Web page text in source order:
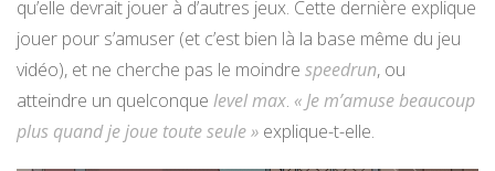
qu’elle devrait jouer à d’autres jeux. Cette dernière explique
jouer pour s’amuser (et c’est bien là la base même du jeu
vidéo), et ne cherche pas le moindre speedrun, ou
atteindre un quelconque level max. « Je m’amuse beaucoup
plus quand je joue toute seule » explique-t-elle.